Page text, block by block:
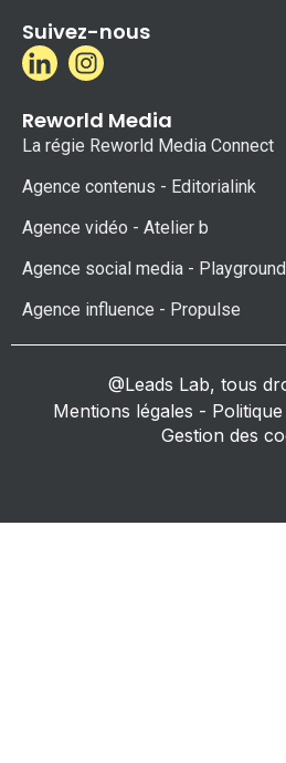
Suivez-nous
Reworld Media
La régie Reworld Media Connect
Agence contenus - Editorialink
Agence vidéo - Atelier b
Agence social media - Playground
Agence influence - Propulse
@Leads Lab, tous
Mentions légales -
Gestion des